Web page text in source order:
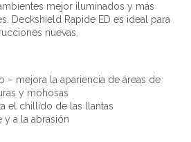
mejor iluminados y más
Deckshield Rapide ED es ideal para
nuevas.
– mejora la apariencia de áreas de
y mohosas
el chillido de las llantas
y a la abrasión